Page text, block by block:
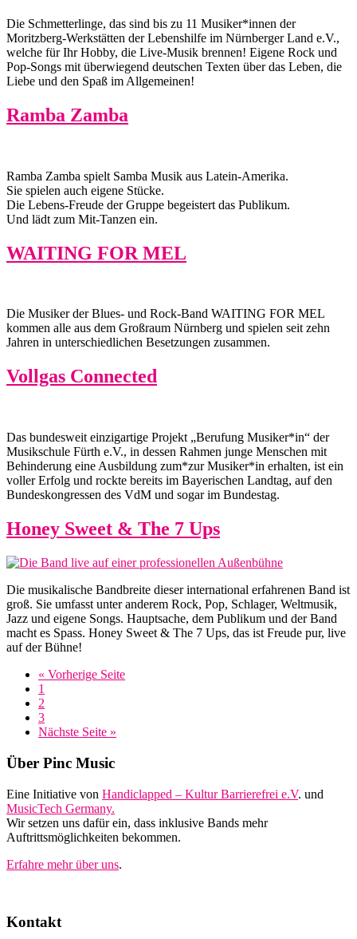
Die Schmetterlinge, das sind bis zu 11 Musiker*innen der
Moritzberg-Werkstätten der Lebenshilfe im Nürnberger Land e.V.,
welche für Ihr Hobby, die Live-Musik brennen! Eigene Rock und
Pop-Songs mit überwiegend deutschen Texten über das Leben, die
Liebe und den Spaß im Allgemeinen!
Ramba Zamba
Ramba Zamba spielt Samba Musik aus Latein-Amerika.
Sie spielen auch eigene Stücke.
Die Lebens-Freude der Gruppe begeistert das Publikum.
Und lädt zum Mit-Tanzen ein.
WAITING FOR MEL
Die Musiker der Blues- und Rock-Band WAITING FOR MEL
kommen alle aus dem Großraum Nürnberg und spielen seit zehn
Jahren in unterschiedlichen Besetzungen zusammen.
Vollgas Connected
Das bundesweit einzigartige Projekt „Berufung Musiker*in“ der
Musikschule Fürth e.V., in dessen Rahmen junge Menschen mit
Behinderung eine Ausbildung zum*zur Musiker*in erhalten, ist ein
voller Erfolg und rockte bereits im Bayerischen Landtag, auf den
Bundeskongressen des VdM und sogar im Bundestag.
Honey Sweet & The 7 Ups
Die musikalische Bandbreite dieser international erfahrenen Band ist
groß. Sie umfasst unter anderem Rock, Pop, Schlager, Weltmusik,
Jazz und eigene Songs. Hauptsache, dem Publikum und der Band
macht es Spass. Honey Sweet & The 7 Ups, das ist Freude pur, live
auf der Bühne!
« Vorherige Seiteaufrufen
Seite
1
Seite
2
Seite
3
Nächste Seite aufrufen
»
Footer
Über Pinc Music
Eine Initiative von Handiclapped – Kultur Barrierefrei e.V. und
MusicTech Germany.
Wir setzen uns dafür ein, dass inklusive Bands mehr
Auftrittsmöglichkeiten bekommen.
Erfahre mehr über uns.
Kontakt